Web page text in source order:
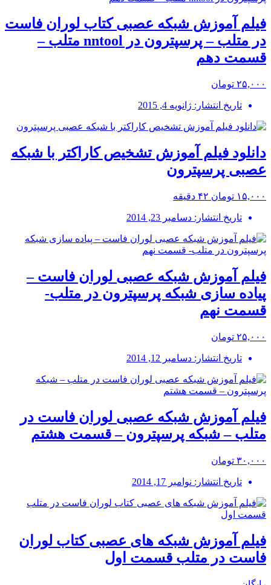
فیلم آموزش شبکه عصبی کتاب لوران فاست
در متلب – پرسپترون در nntool متلب –
قسمت دهم
۲۵,۰۰۰ تومان
تاریخ انتشار: ژانویه 4, 2015
دانلود فیلم آموزش تشخیص کاراکتر با شبکه
عصبی پرسپترون
۱۵,۰۰۰ تومان ۴۲ دقیقه
تاریخ انتشار: دسامبر 23, 2014
فیلم آموزش شبکه عصبی لوران فاست –
پیاده سازی شبکه پرسپترون در متلب-
قسمت نهم
۲۵,۰۰۰ تومان
تاریخ انتشار: دسامبر 12, 2014
فیلم آموزش شبکه عصبی لوران فاست در
متلب – شبکه پرسپترون – قسمت هشتم
۳۰,۰۰۰ تومان
تاریخ انتشار: نوامبر 17, 2014
فیلم آموزش شبکه های عصبی کتاب لوران
فاست در متلب قسمت اول